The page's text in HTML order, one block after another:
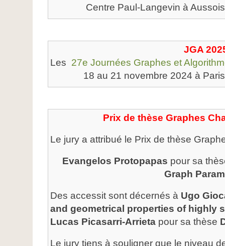
Centre Paul-Langevin à
JGA
Les 27e Journées Graphes et
18 au 21 novembre 2024 à
Prix de thèse Graphes
Le jury a attribué le Prix de thèse
Evangelos Protopapas pour sa
Graph
Des accessit sont décernés à Ugo
and geometrical properties of highly
Lucas Picasarri-Arrieta pour sa thèse
Le jury tiens à souligner que le niveau